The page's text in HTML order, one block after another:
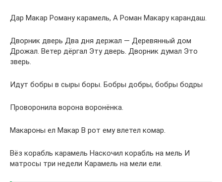
Дар Макар Роману карамель, А Роман Макару карандаш.
Дворник дверь Два дня держал — Деревянный дом
Дрожал. Ветер дёргал Эту дверь. Дворник думал Это
зверь.
Идут бобры в сыры боры. Бобры добры, бобры бодры
Проворонила ворона воронёнка.
Макароны ел Макар В рот ему влетел комар.
Вёз корабль карамель Наскочил корабль на мель И
матросы три недели Карамель на мели ели.